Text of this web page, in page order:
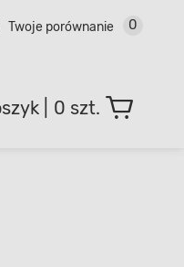
Twoje porównanie 0
0 szt.